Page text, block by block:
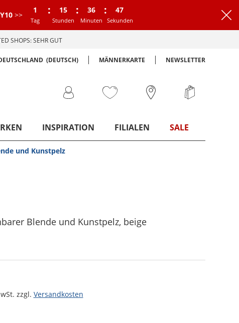
>>
1
Tag
: 15
Stunden
: 36
Minuten
: 46
Sekunden
SHOPS: SEHR GUT
(DEUTSCH) MÄNNERKARTE NEWSLETTER
INSPIRATION FILIALEN SALE
und Kunstpelz
Blende und Kunstpelz, beige
zzgl. Versandkosten